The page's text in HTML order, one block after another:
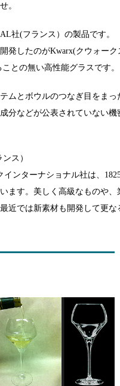
。
社(フランス）の製品です。
発したのがKwarx(クウォー
との無い高性能グラスです。
ムとボウルのつなぎ目をま
分などが公表されていない
ス）
ンターナショナル社は、
ます。美しく高級なものや
近では新素材も開発して更